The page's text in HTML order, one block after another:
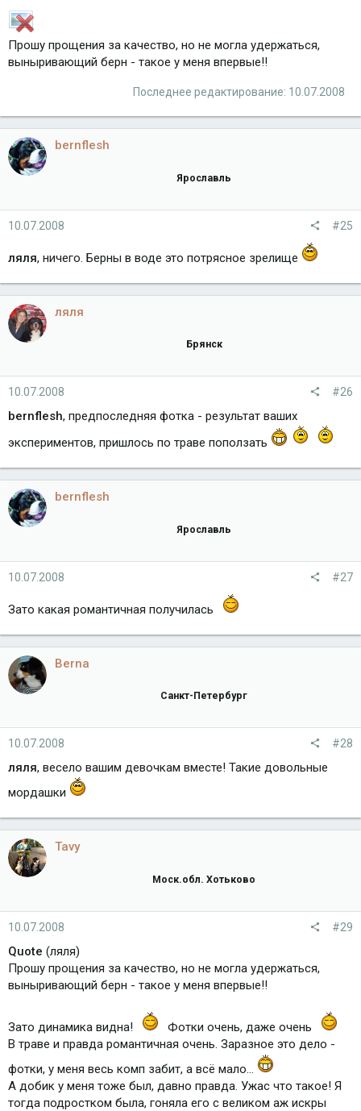
Прошу прощения за качество, но не могла удержаться,
выныривающий берн - такое у меня впервые!!
Последнее редактирование: 10.07.2008
bernflesh
Ярославль
10.07.2008 #25
ляля, ничего. Берны в воде это потрясное зрелище
ляля
Брянск
10.07.2008 #26
bernflesh, предпоследняя фотка - результат ваших
экспериментов, пришлось по траве поползать
bernflesh
Ярославль
10.07.2008 #27
Зато какая романтичная получилась
Berna
Санкт-Петербург
10.07.2008 #28
ляля, весело вашим девочкам вместе! Такие довольные
мордашки
Tavy
Моск.обл. Хотьково
10.07.2008 #29
Quote (ляля)
Прошу прощения за качество, но не могла удержаться,
выныривающий берн - такое у меня впервые!!
Зато динамика видна!
Фотки очень, даже очень
В траве и правда романтичная очень. Заразное это дело -
фотки, у меня весь комп забит, а всё мало...
А добик у меня тоже был, давно правда. Ужас что такое! Я
тогда подростком была, гоняла его с великом аж искры